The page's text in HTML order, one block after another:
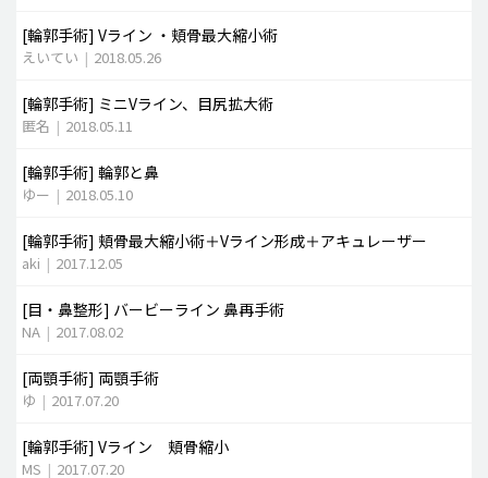
ご相談のお問い合わせ
[輪郭手術] Vライン ・頬骨最大縮小術
えいてい | 2018.05.26
[輪郭手術] ミニVライン、目尻拡大術
匿名 | 2018.05.11
[輪郭手術] 輪郭と鼻
ゆー | 2018.05.10
[輪郭手術] 頬骨最大縮小術＋Vライン形成＋アキュレーザー
aki | 2017.12.05
[目・鼻整形] バービーライン 鼻再手術
NA | 2017.08.02
[両顎手術] 両顎手術
ゆ | 2017.07.20
[輪郭手術] Vライン 頬骨縮小
MS | 2017.07.20